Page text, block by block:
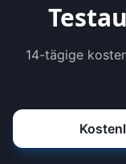
14-tägige